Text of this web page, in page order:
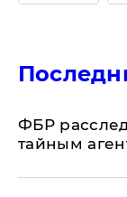
ФБР
тайным